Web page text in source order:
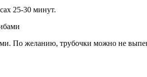
25-30 минут.
По желанию, трубочки можно не